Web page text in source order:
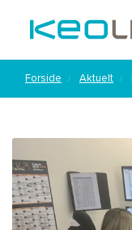
Forside Aktuelt